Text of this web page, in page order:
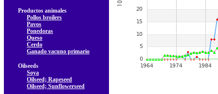
Productos animales
Pollos broilers
Pavos
Ponedoras
Queso
Cerdo
Ganado vacuno primario
Oilseeds
Soya
Oilseed; Rapeseed
Oilseed; Sunflowerseed